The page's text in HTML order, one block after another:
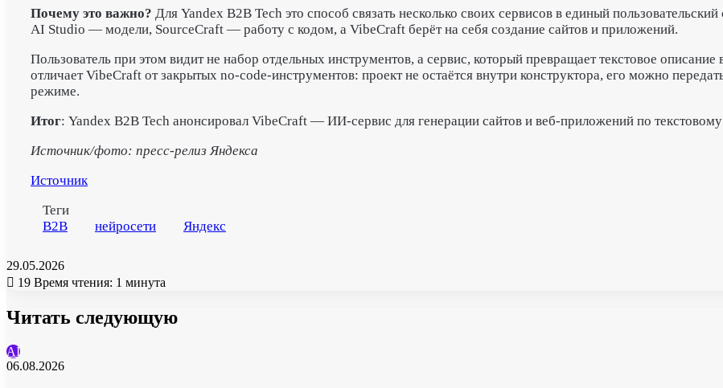
Почему это важно? Для Yandex B2B Tech это способ связать несколько своих сервисов в единый
AI Studio — модели, SourceCraft — работу с кодом, а VibeCraft берёт на себя создание сайтов и приложений.
Пользователь при этом видит не набор отдельных инструментов, а сервис, который превращает текстовое
отличает VibeCraft от закрытых no-code-инструментов: проект не остаётся внутри конструктора, его можно
режиме.
Итог: Yandex B2B Tech анонсировал VibeCraft — ИИ-сервис для генерации сайтов и веб-приложений по
Источник/фото: пресс-релиз Яндекса
Источник
Теги
B2B
нейросети Яндекс
29.05.2026
19 Время чтения: 1 минута
Читать следующую
AI
06.08.2026